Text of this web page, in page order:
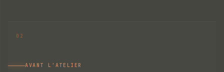
AVANT L'ATELIER